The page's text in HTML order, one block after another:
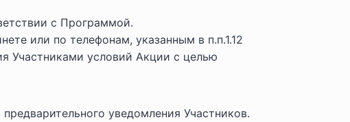
с Программой.
или по телефонам, указанным в п.п.1.12
Участниками условий Акции с целью
уведомления Участников.